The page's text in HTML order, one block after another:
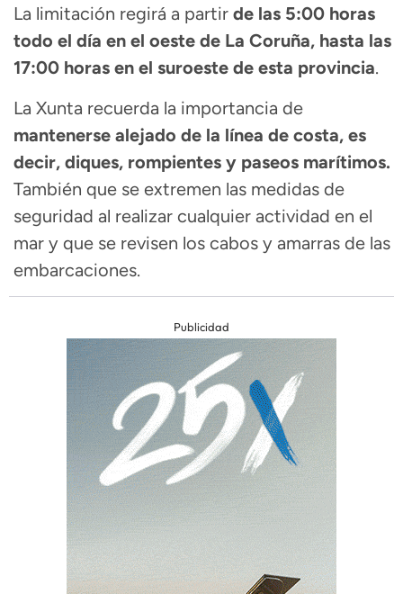
La limitación regirá a partir de las 5:00 horas
todo el día en el oeste de La Coruña, hasta las
17:00 horas en el suroeste de esta provincia.
La Xunta recuerda la importancia de
mantenerse alejado de la línea de costa, es
decir, diques, rompientes y paseos marítimos.
También que se extremen las medidas de
seguridad al realizar cualquier actividad en el
mar y que se revisen los cabos y amarras de las
embarcaciones.
Publicidad